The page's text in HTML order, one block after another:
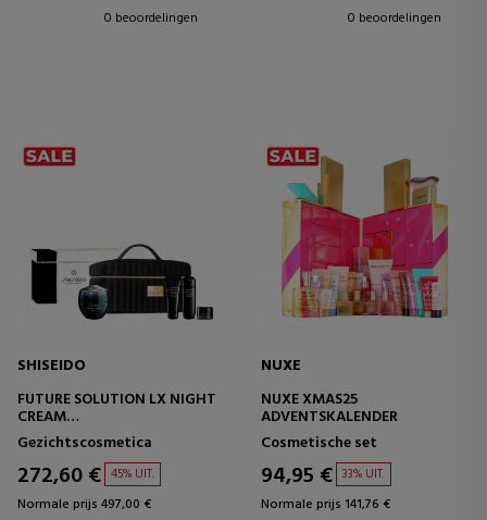
0 beoordelingen
0 beoordelingen
SHISEIDO
FUTURE SOLUTION LX NIGHT
CREAM
ESTUCHE
Gezichtscosmetica
272,60 € 45% UIT.
Normale prijs 497,00 €
NUXE
NUXE XMAS25
ADVENTSKALENDER
Cosmetische set
94,95 € 33% UIT.
Normale prijs 141,76 €